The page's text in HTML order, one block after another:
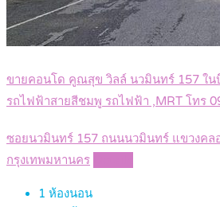
ขายคอนโด คูณสุข วิลล์ นวมินทร์ 157 ใน
รถไฟฟ้าสายสีชมพู รถไฟฟ้า ,MRT โทร
ซอยนวมินทร์ 157 ถนนนวมินทร์ แขวงคล
กรุงเทพมหานคร
1 ห้องนอน